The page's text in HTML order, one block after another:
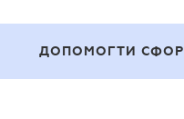
ДОПОМОГТИ